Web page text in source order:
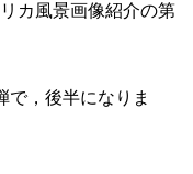
カ風景画像紹介の第
で，後半になりま